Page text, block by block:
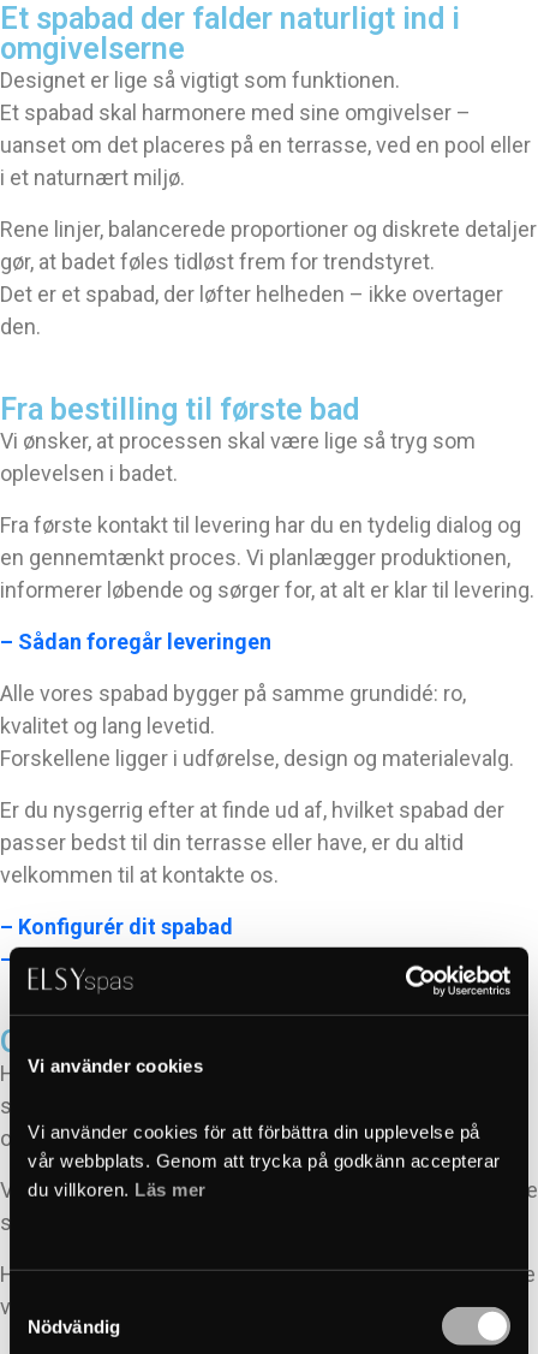
Vi använder cookies
Vi använder cookies för att förbättra din upplevelse på
vår webbplats. Genom att trycka på godkänn accepterar
du villkoren. Läs mer
Samtyckesval
Nödvändig
Et spabad der falder naturligt ind i
omgivelserne
Designet er lige så vigtigt som funktionen.
Et spabad skal harmonere med sine omgivelser –
uanset om det placeres på en terrasse, ved en pool eller
i et naturnært miljø.
Rene linjer, balancerede proportioner og diskrete detaljer
gør, at badet føles tidløst frem for trendstyret.
Det er et spabad, der løfter helheden – ikke overtager
den.
Fra bestilling til første bad
Vi ønsker, at processen skal være lige så tryg som
oplevelsen i badet.
Fra første kontakt til levering har du en tydelig dialog og
en gennemtænkt proces. Vi planlægger produktionen,
informerer løbende og sørger for, at alt er klar til levering.
– Sådan foregår leveringen
Alle vores spabad bygger på samme grundidé: ro,
kvalitet og lang levetid.
Forskellene ligger i udførelse, design og materialevalg.
Er du nysgerrig efter at finde ud af, hvilket spabad der
passer bedst til din terrasse eller have, er du altid
velkommen til at kontakte os.
– Konfigurér dit spabad
– Kontakt os
Ofte stillede spørgsmål om spabad
Her har vi samlet nogle af de mest almindelige
spørgsmål om spabad – baseret på det vores kunder
oftest spørger om før deres køb.
Vores mål er at give dig en tryg, langvarig og afslappende
spaoplevelse, tilpasset nordisk klima og hyppig brug.
Har du brug for personlig rådgivning, hjælper vi dig gerne
videre.